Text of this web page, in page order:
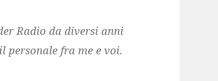
Radio da diversi anni
personale fra me e voi.